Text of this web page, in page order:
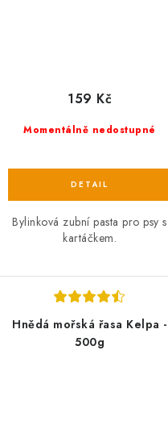
Momentálně nedostupné
159 Kč
Bylinková zubní pasta pro psy s
kartáčkem.
Hnědá mořská řasa Kelpa -
500g